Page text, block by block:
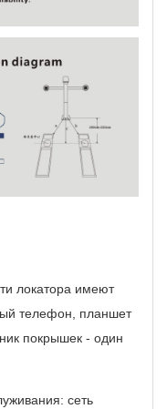
локатора имеют
телефон, планшет
покрышек - один
сеть